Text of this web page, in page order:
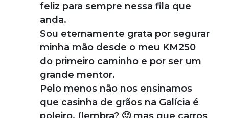
feliz para sempre nessa fila que
anda.
Sou eternamente grata por segurar
minha mão desde o meu KM250
do primeiro caminho e por ser um
grande mentor.
Pelo menos não nos ensinamos
que casinha de grãos na Galícia é